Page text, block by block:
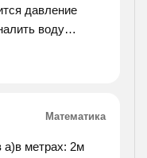
давление
воду
Математика
а)в метрах: 2м